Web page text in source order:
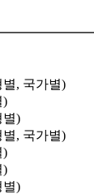
, 국가별)
)
별)
, 국가별)
)
)
별)